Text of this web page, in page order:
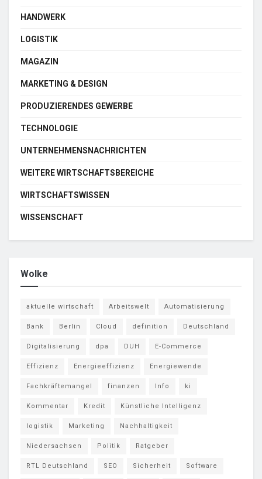
HANDWERK
LOGISTIK
MAGAZIN
MARKETING & DESIGN
PRODUZIERENDES GEWERBE
TECHNOLOGIE
UNTERNEHMENSNACHRICHTEN
WEITERE WIRTSCHAFTSBEREICHE
WIRTSCHAFTSWISSEN
WISSENSCHAFT
Wolke
aktuelle wirtschaft Arbeitswelt Automatisierung
Bank Berlin Cloud definition Deutschland
Digitalisierung dpa DUH E-Commerce
Effizienz Energieeffizienz Energiewende
Fachkräftemangel finanzen Info ki
Kommentar Kredit Künstliche Intelligenz
logistik Marketing Nachhaltigkeit
Niedersachsen Politik Ratgeber
RTL Deutschland SEO Sicherheit Software